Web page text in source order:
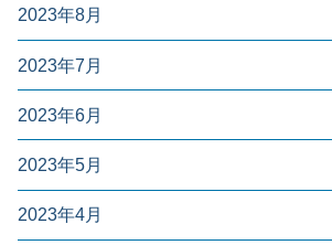
2023年8月
2023年7月
2023年6月
2023年5月
2023年4月